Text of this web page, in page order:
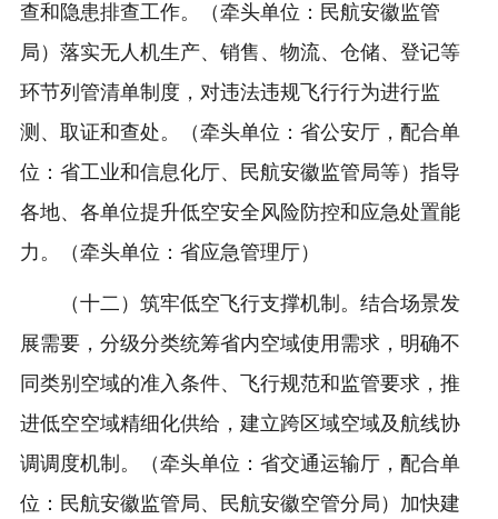
查和隐患排查工作。（牵头单位：民航安徽监管
局）落实无人机生产、销售、物流、仓储、登记等
环节列管清单制度，对违法违规飞行行为进行监
测、取证和查处。（牵头单位：省公安厅，配合单
位：省工业和信息化厅、民航安徽监管局等）指导
各地、各单位提升低空安全风险防控和应急处置能
力。（牵头单位：省应急管理厅）
（十二）筑牢低空飞行支撑机制。结合场景发
展需要，分级分类统筹省内空域使用需求，明确不
同类别空域的准入条件、飞行规范和监管要求，推
进低空空域精细化供给，建立跨区域空域及航线协
调调度机制。（牵头单位：省交通运输厅，配合单
位：民航安徽监管局、民航安徽空管分局）加快建